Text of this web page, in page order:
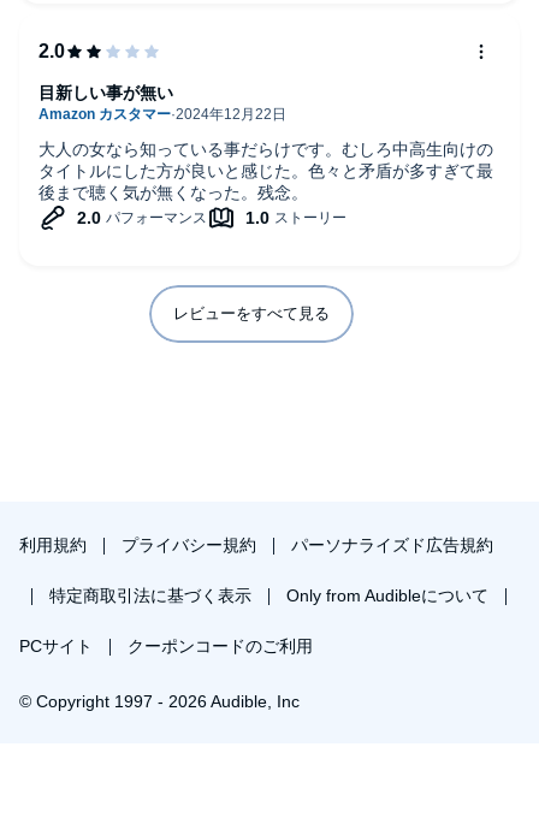
大人の女なら知っている事だらけです。むしろ中高生向けの
タイトルにした方が良いと感じた。色々と矛盾が多すぎて最
後まで聴く気が無くなった。残念。
目新しい事が無い
レビューをすべて見る
利用規約 プライバシー規約 パーソナライズド広告規約
特定商取引法に基づく表示 Only from Audibleについて
PCサイト クーポンコードのご利用
© Copyright 1997 - 2026 Audible, Inc